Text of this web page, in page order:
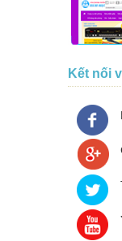
Kết nối